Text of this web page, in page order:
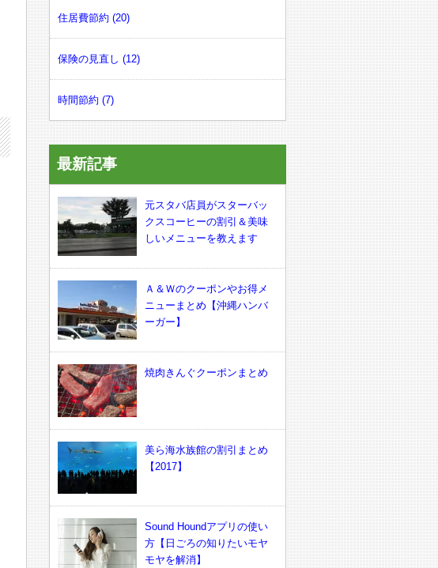
住居費節約 (20)
保険の見直し (12)
時間節約 (7)
最新記事
元スタバ店員がスターバッ
クスコーヒーの割引＆美味
しいメニューを教えます
Ａ＆Ｗのクーポンやお得メ
ニューまとめ【沖縄ハンバ
ーガー】
焼肉きんぐクーポンまとめ
美ら海水族館の割引まとめ
【2017】
Sound Houndアプリの使い
方【日ごろの知りたいモヤ
モヤを解消】